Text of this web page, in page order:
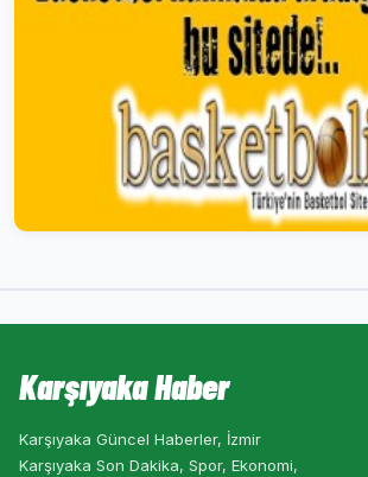
Karşıyaka Haber
Karşıyaka Güncel Haberler, İzmir
Karşıyaka Son Dakika, Spor, Ekonomi,